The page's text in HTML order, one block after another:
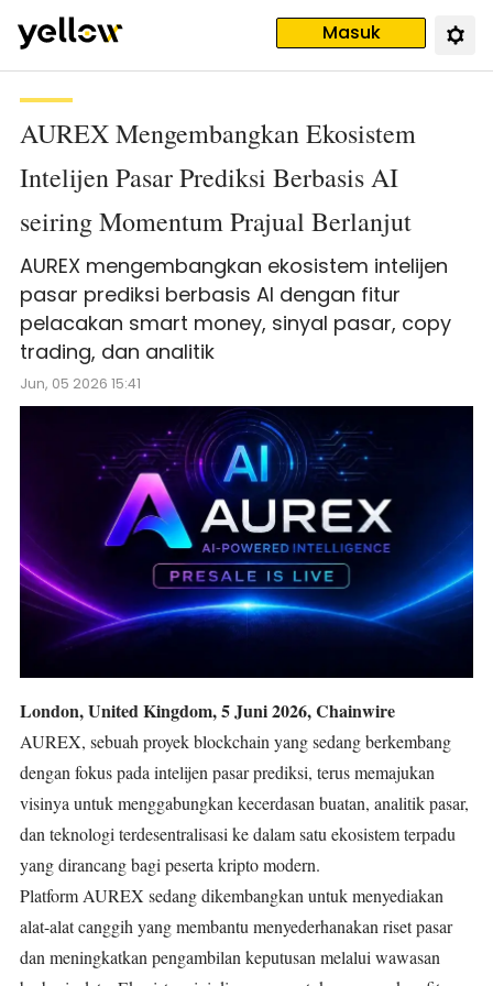
Masuk
AUREX Mengembangkan Ekosistem
Intelijen Pasar Prediksi Berbasis AI
seiring Momentum Prajual Berlanjut
AUREX mengembangkan ekosistem intelijen
pasar prediksi berbasis AI dengan fitur
pelacakan smart money, sinyal pasar, copy
trading, dan analitik
Jun, 05 2026 15:41
London, United Kingdom, 5 Juni 2026, Chainwire
AUREX, sebuah proyek blockchain yang sedang berkembang
dengan fokus pada intelijen pasar prediksi, terus memajukan
visinya untuk menggabungkan kecerdasan buatan, analitik pasar,
dan teknologi terdesentralisasi ke dalam satu ekosistem terpadu
yang dirancang bagi peserta kripto modern.
Platform AUREX sedang dikembangkan untuk menyediakan
alat-alat canggih yang membantu menyederhanakan riset pasar
dan meningkatkan pengambilan keputusan melalui wawasan